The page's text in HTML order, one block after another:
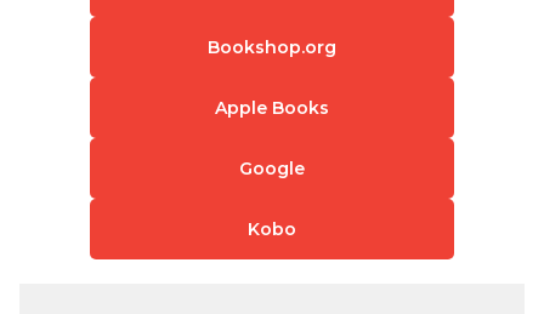
Bookshop.org
Apple Books
Google
Kobo